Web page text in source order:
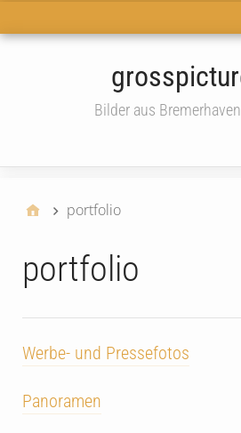
Bilder aus
portfolio
portfolio
Werbe- und Pressefotos
Panoramen